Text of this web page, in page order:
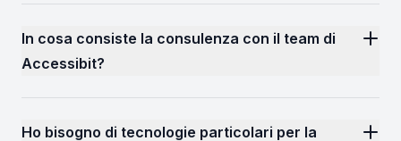
In cosa consiste la consulenza con il team di
Accessibit?
Ho bisogno di tecnologie particolari per la